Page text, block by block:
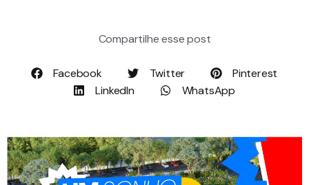
Compartilhe esse post
Facebook Twitter
Pinterest
LinkedIn
WhatsApp